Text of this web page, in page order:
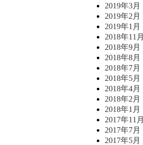
2019年3月
2019年2月
2019年1月
2018年11月
2018年9月
2018年8月
2018年7月
2018年5月
2018年4月
2018年2月
2018年1月
2017年11月
2017年7月
2017年5月